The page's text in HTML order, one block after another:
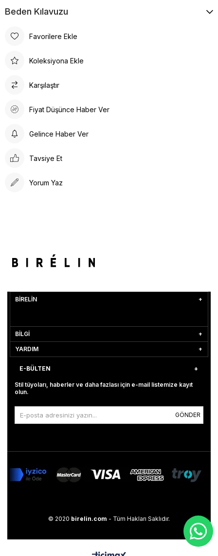
Beden Kılavuzu
Favorilere Ekle
Koleksiyona Ekle
Karşılaştır
Fiyat Düşünce Haber Ver
Gelince Haber Ver
Tavsiye Et
Yorum Yaz
BİRELİN
BİLGİ
YARDIM
E-BÜLTEN
Stil tüyoları, haberler ve daha fazlası için e-mail listemize kayıt
olun.
GÖNDER
© 2020 birelin.com - Tüm Hakları Saklıdır.